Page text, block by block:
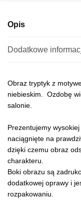
Opis
Dodatkowe
Obraz tryptyk z
niebieskim. Ozdobę
salonie.
Prezentujemy
naciągnięte na
dzięki czemu obraz
charakteru.
Boki obrazu są
dodatkowej oprawy i
rozpakowaniu.